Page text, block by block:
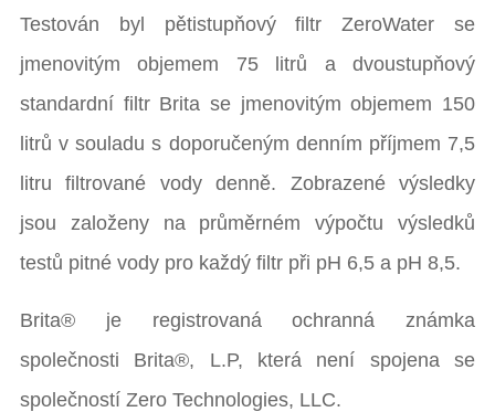
Testován byl pětistupňový filtr ZeroWater se
jmenovitým objemem 75 litrů a dvoustupňový
standardní filtr Brita se jmenovitým objemem 150
litrů v souladu s doporučeným denním příjmem 7,5
litru filtrované vody denně. Zobrazené výsledky
jsou založeny na průměrném výpočtu výsledků
testů pitné vody pro každý filtr při pH 6,5 a pH 8,5.
Brita® je registrovaná ochranná známka
společnosti Brita®, L.P, která není spojena se
společností Zero Technologies, LLC.